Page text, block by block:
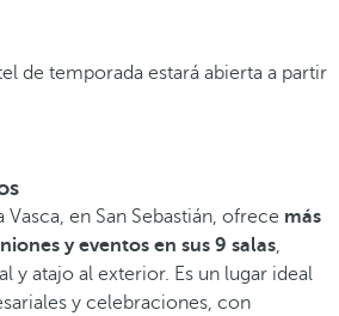
de temporada estará abierta a partir
en San Sebastián, ofrece más
y eventos en sus 9 salas,
y atajo al exterior. Es un lugar ideal
y celebraciones, con